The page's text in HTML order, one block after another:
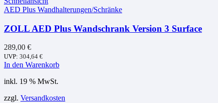
AED Plus Wandhalterungen/Schränke
ZOLL AED Plus Wandschrank Version 3 Surface
289,00 €
UVP: 304,64 €
In den Warenkorb
inkl. 19 % MwSt.
zzgl. Versandkosten